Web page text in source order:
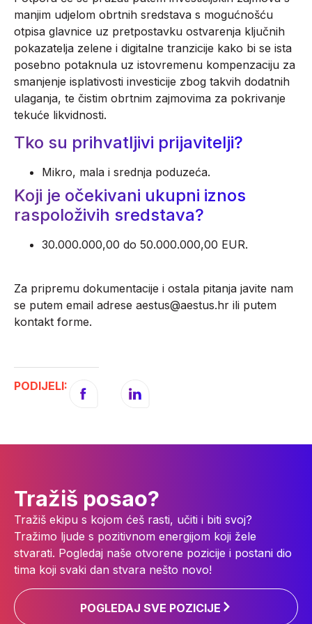
manjim udjelom obrtnih sredstava s mogućnošću
otpisa glavnice uz pretpostavku ostvarenja ključnih
pokazatelja zelene i digitalne tranzicije kako bi se ista
posebno potaknula uz istovremenu kompenzaciju za
smanjenje isplativosti investicije zbog takvih dodatnih
ulaganja, te čistim obrtnim zajmovima za pokrivanje
tekuće likvidnosti.
Tko su prihvatljivi prijavitelji?
Mikro, mala i srednja poduzeća.
Koji je očekivani ukupni iznos
raspoloživih sredstava?
30.000.000,00 do 50.000.000,00 EUR.
Za pripremu dokumentacije i ostala pitanja javite nam
se putem email adrese aestus@aestus.hr ili putem
kontakt forme.
PODIJELI:
Tražiš posao?
Tražiš ekipu s kojom ćeš rasti, učiti i biti svoj?
Tražimo ljude s pozitivnom energijom koji žele
stvarati. Pogledaj naše otvorene pozicije i postani dio
tima koji svaki dan stvara nešto novo!
POGLEDAJ SVE POZICIJE